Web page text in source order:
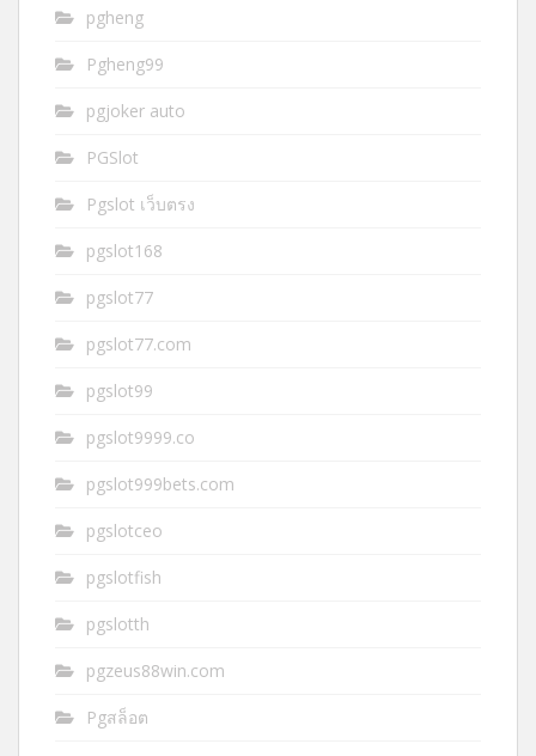
pgheng
Pgheng99
pgjoker auto
PGSlot
Pgslot เว็บตรง
pgslot168
pgslot77
pgslot77.com
pgslot99
pgslot9999.co
pgslot999bets.com
pgslotceo
pgslotfish
pgslotth
pgzeus88win.com
Pgสล็อต